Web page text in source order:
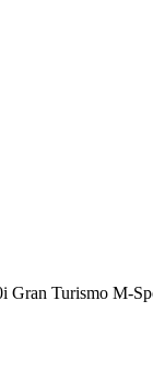
Gran Turismo